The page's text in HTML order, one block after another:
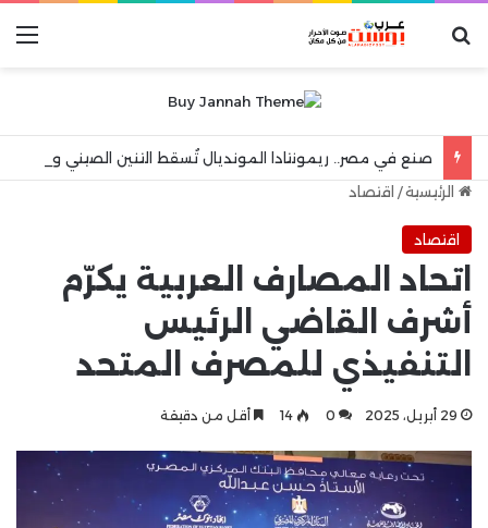
بحث عن
الرئيسية/ اقتصاد
اقتصاد
اتحاد المصارف العربية يكرّم
أشرف القاضي الرئيس
التنفيذي للمصرف المتحد
29 أبريل، 2025 0
14 أقل من دقيقة